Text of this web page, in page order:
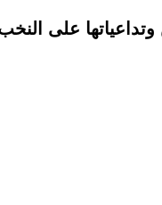
وتداعياتها على